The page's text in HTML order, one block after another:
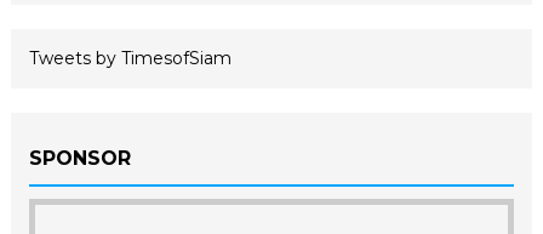
Tweets by TimesofSiam
SPONSOR